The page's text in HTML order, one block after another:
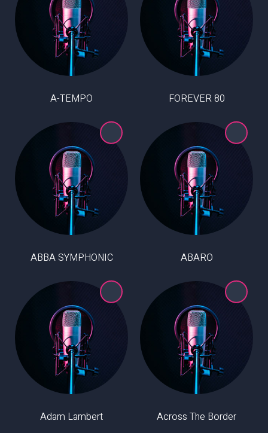
80 FOREVER
A-TEMPO
ABARO
ABBA SYMPHONIC
Across The Border
Adam Lambert